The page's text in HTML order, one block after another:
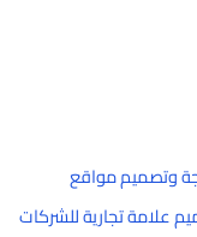
وتصميم مواقع
علامة تجارية للشركات